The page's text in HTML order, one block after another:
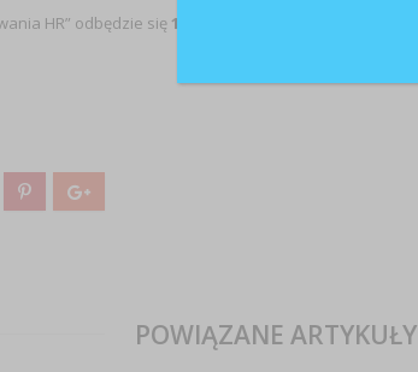
HR” odbędzie się18 czerwca 2014
POWIĄZANE ARTYKUŁY